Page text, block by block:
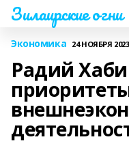
Зилаирские огни
Экономика 24 НОЯБРЯ
Радий